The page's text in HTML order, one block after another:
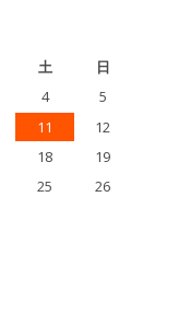
土
日
4
5
11
12
18
19
25
26